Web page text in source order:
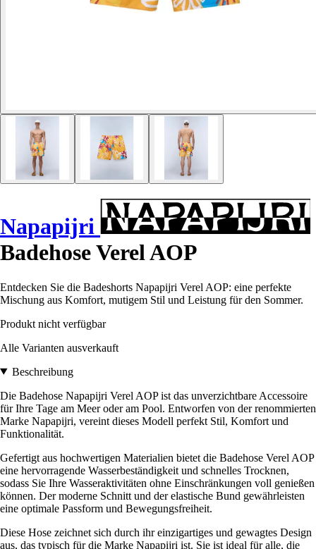
Napapijri
Badehose Verel AOP
Entdecken Sie die Badeshorts Napapijri Verel AOP: eine perfekte
Mischung aus Komfort, mutigem Stil und Leistung für den Sommer.
Produkt nicht verfügbar
Alle Varianten ausverkauft
Beschreibung
Die Badehose Napapijri Verel AOP ist das unverzichtbare Accessoire
für Ihre Tage am Meer oder am Pool. Entworfen von der renommierten
Marke Napapijri, vereint dieses Modell perfekt Stil, Komfort und
Funktionalität.
Gefertigt aus hochwertigen Materialien bietet die Badehose Verel AOP
eine hervorragende Wasserbeständigkeit und schnelles Trocknen,
sodass Sie Ihre Wasseraktivitäten ohne Einschränkungen voll genießen
können. Der moderne Schnitt und der elastische Bund gewährleisten
eine optimale Passform und Bewegungsfreiheit.
Diese Hose zeichnet sich durch ihr einzigartiges und gewagtes Design
aus, das typisch für die Marke Napapijri ist. Sie ist ideal für alle, die